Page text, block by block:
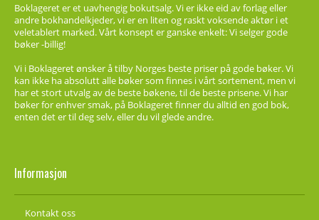
Boklageret er et uavhengig bokutsalg. Vi er ikke eid av forlag eller
andre bokhandelkjeder, vi er en liten og raskt voksende aktør i et
veletablert marked. Vårt konsept er ganske enkelt: Vi selger gode
bøker -billig!
Vi i Boklageret ønsker å tilby Norges beste priser på gode bøker. Vi
kan ikke ha absolutt alle bøker som finnes i vårt sortement, men vi
har et stort utvalg av de beste bøkene, til de beste prisene. Vi har
bøker for enhver smak, på Boklageret finner du alltid en god bok,
enten det er til deg selv, eller du vil glede andre.
Informasjon
Kontakt oss